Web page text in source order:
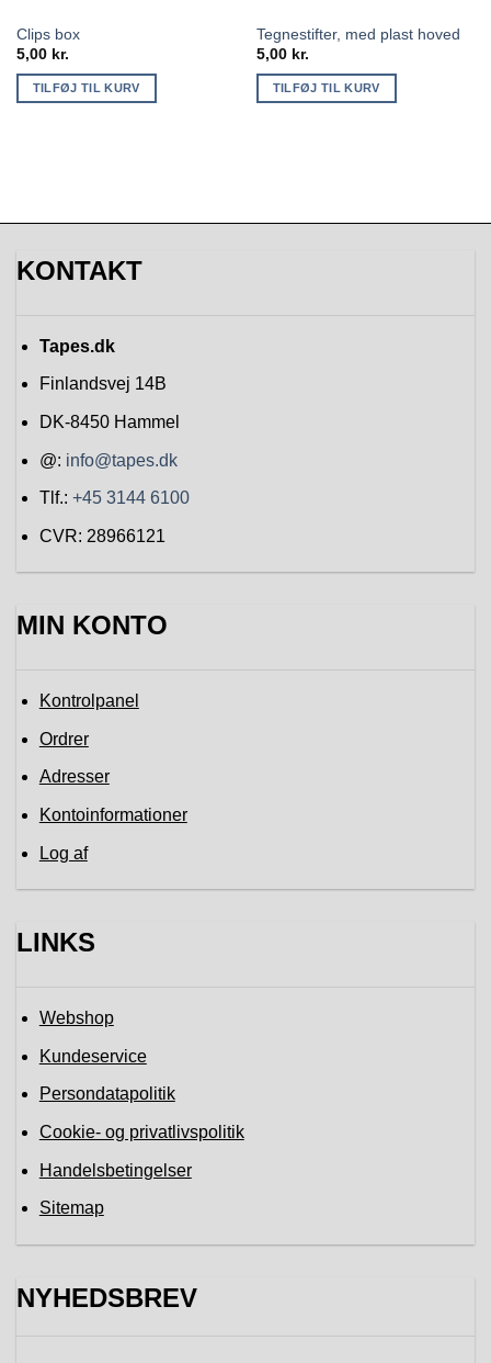
Clips box
5,00 kr.
TILFØJ TIL KURV
Tegnestifter, med plast hoved
5,00 kr.
TILFØJ TIL KURV
KONTAKT
Tapes.dk
Finlandsvej 14B
DK-8450 Hammel
@: info@tapes.dk
Tlf.: +45 3144 6100
CVR: 28966121
MIN KONTO
Kontrolpanel
Ordrer
Adresser
Kontoinformationer
Log af
LINKS
Webshop
Kundeservice
Persondatapolitik
Cookie- og privatlivspolitik
Handelsbetingelser
Sitemap
NYHEDSBREV